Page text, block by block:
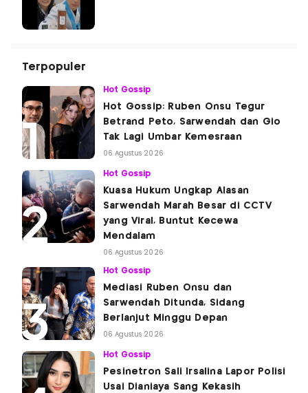
Terpopuler
Hot Gossip
Hot Gossip: Ruben Onsu Tegur
Betrand Peto, Sarwendah dan Gio
Tak Lagi Umbar Kemesraan
06 Agustus 2026
Hot Gossip
Kuasa Hukum Ungkap Alasan
Sarwendah Marah Besar di CCTV
yang Viral, Buntut Kecewa
Mendalam
06 Agustus 2026
Hot Gossip
Mediasi Ruben Onsu dan
Sarwendah Ditunda, Sidang
Berlanjut Minggu Depan
06 Agustus 2026
Hot Gossip
Pesinetron Sali Irsalina Lapor Polisi
Usai Dianiaya Sang Kekasih